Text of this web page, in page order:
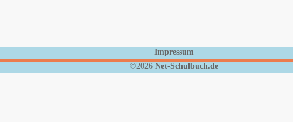
Impressum
©2026Net-Schulbuch.de